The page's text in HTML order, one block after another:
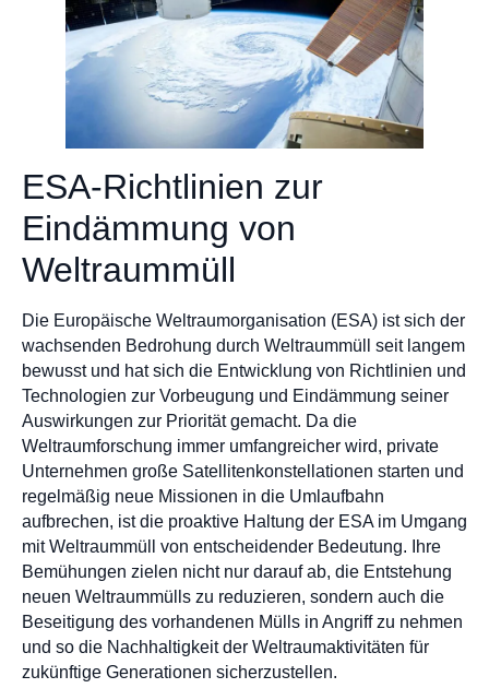
ESA-Richtlinien zur
Eindämmung von
Weltraummüll
Die Europäische Weltraumorganisation (ESA) ist sich der
wachsenden Bedrohung durch Weltraummüll seit langem
bewusst und hat sich die Entwicklung von Richtlinien und
Technologien zur Vorbeugung und Eindämmung seiner
Auswirkungen zur Priorität gemacht. Da die
Weltraumforschung immer umfangreicher wird, private
Unternehmen große Satellitenkonstellationen starten und
regelmäßig neue Missionen in die Umlaufbahn
aufbrechen, ist die proaktive Haltung der ESA im Umgang
mit Weltraummüll von entscheidender Bedeutung. Ihre
Bemühungen zielen nicht nur darauf ab, die Entstehung
neuen Weltraummülls zu reduzieren, sondern auch die
Beseitigung des vorhandenen Mülls in Angriff zu nehmen
und so die Nachhaltigkeit der Weltraumaktivitäten für
zukünftige Generationen sicherzustellen.